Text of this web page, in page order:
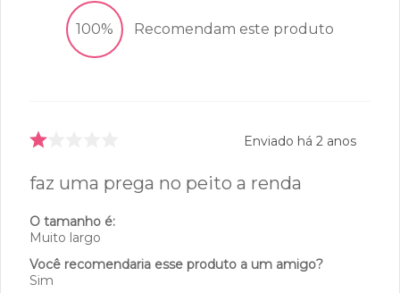
100% Recomendam este produto
Enviado há 2 anos
faz uma prega no peito a renda
O tamanho é:
Muito largo
Você recomendaria esse produto a um amigo?
Sim